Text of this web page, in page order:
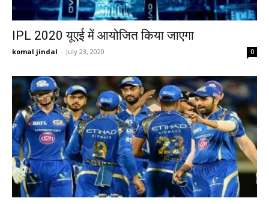
IPL 2020 यूएई में आयोजित किया जाएगा
komal jindal - July 23, 2020 0